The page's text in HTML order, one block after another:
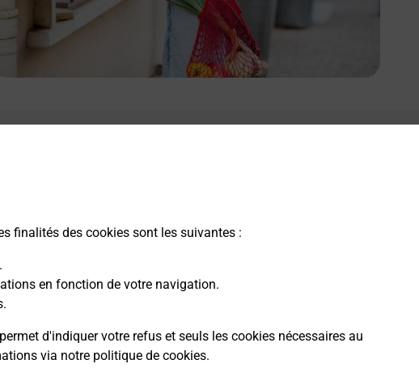
finalités des cookies sont les suivantes :
en fonction de votre navigation.
d'indiquer votre refus et seuls les cookies nécessaires au
via notre politique de cookies.